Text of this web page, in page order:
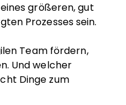
größeren, gut
Prozesses sein.
Team fördern,
Und welcher
Dinge zum